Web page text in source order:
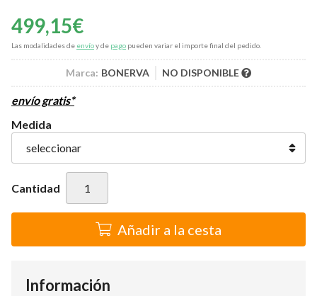
499,15€
Las modalidades de envíoy de pago pueden variar el importe final del pedido.
Marca: BONERVA NO DISPONIBLE
envío gratis*
Medida
Cantidad
Añadir a la cesta
Información